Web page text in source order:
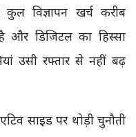
विज्ञापन खर्च करीब
और डिजिटल का हिस्सा
उसी रफ्तार से नहीं बढ़
साइड पर थोड़ी चुनौती